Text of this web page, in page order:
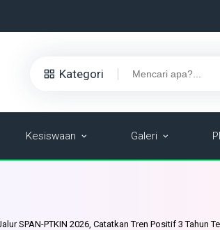
Kategori
Kesiswaan Galeri
SPAN-PTKIN 2026, Catatkan Tren Positif 3 Tahun